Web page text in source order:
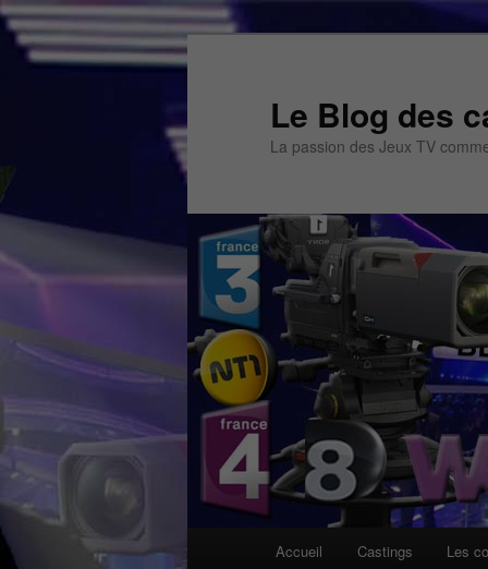
Aller
Aller
Le Blog des
La passion des Jeux TV
Accueil Castings Les